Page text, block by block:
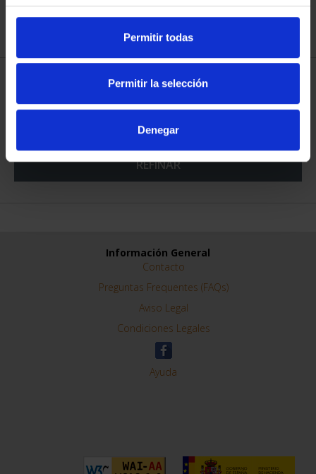
Permitir todas
Permitir la selección
Denegar
registrados
registrados
REFINAR
Información General
Contacto
Preguntas Frequentes (FAQs)
Aviso Legal
Condiciones Legales
Ayuda